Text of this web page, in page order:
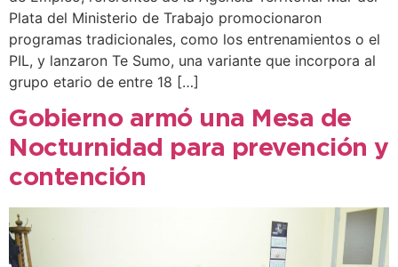
Plata del Ministerio de Trabajo promocionaron
programas tradicionales, como los entrenamientos o el
PIL, y lanzaron Te Sumo, una variante que incorpora al
grupo etario de entre 18 […]
Gobierno armó una Mesa de
Nocturnidad para prevención y
contención